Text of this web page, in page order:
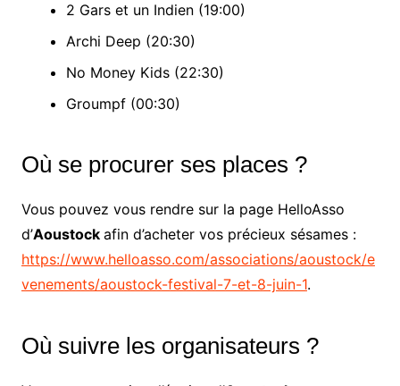
2 Gars et un Indien (19:00)
Archi Deep (20:30)
No Money Kids (22:30)
Groumpf (00:30)
Où se procurer ses places ?
Vous pouvez vous rendre sur la page HelloAsso
d’Aoustock afin d’acheter vos précieux sésames :
https://www.helloasso.com/associations/aoustock/e
venements/aoustock-festival-7-et-8-juin-1.
Où suivre les organisateurs ?